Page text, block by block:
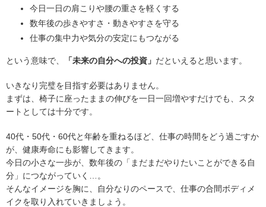
今日一日の肩こりや腰の重さを軽くする
数年後の歩きやすさ・動きやすさを守る
仕事の集中力や気分の安定にもつながる
という意味で、 「未来の自分への投資」 だといえると思います。
いきなり完璧を目指す必要はありません。
まずは、椅子に座ったままの伸びを一日一回増やすだけでも、スタ
ートとしては十分です。
40代・50代・60代と年齢を重ねるほど、仕事の時間をどう過ごすか
が、健康寿命にも影響してきます。
今日の小さな一歩が、数年後の「まだまだやりたいことができる自
分」につながっていく…。
そんなイメージを胸に、自分なりのペースで、仕事の合間ボディメ
イクを取り入れていきましょう。